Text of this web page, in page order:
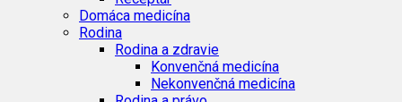
Domáca medicína
Rodina
Rodina a zdravie
Konvenčná medicína
Nekonvenčná medicína